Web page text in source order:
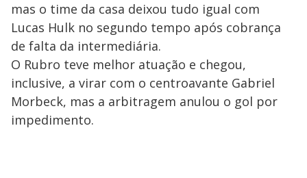
mas o time da casa deixou tudo igual com
Lucas Hulk no segundo tempo após cobrança
de falta da intermediária.
O Rubro teve melhor atuação e chegou,
inclusive, a virar com o centroavante Gabriel
Morbeck, mas a arbitragem anulou o gol por
impedimento.